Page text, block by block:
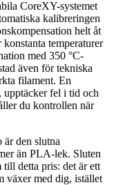
CoreXY-systemet
kalibreringen
helt åt
temperaturer
med 350 °C-
även för tekniska
filament. En
fel i tid och
du kontrollen när
den slutna
än PLA-lek. Sluten
till detta pris: det är ett
växer med dig, istället